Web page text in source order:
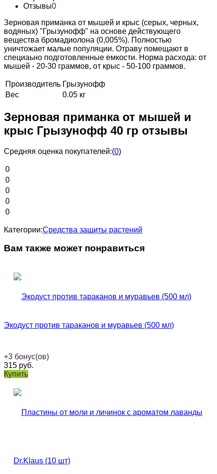
Отзывы0
Зерновая приманка от мышей и крыс (серых, черных,
водяных) "Грызунофф" на основе действующего
вещества бромадиолона (0,005%). Полностью
уничтожает малые популяции. Отраву помещают в
специаьно подготовленные емкости. Норма расхода: от
мышей - 20-30 граммов, от крыс - 50-100 граммов.
Производитель Грызунофф
Вес
0.05 кг
Зерновая приманка от мышей и
крыс Грызунофф 40 гр отзывы
Средняя оценка покупателей:(0)
0
0
0
0
0
Категории:Средства защиты растений
Вам также может понравиться
Экодуст против тараканов и муравьев (500 мл)
+3 бонус(ов)
315 руб.
Купить